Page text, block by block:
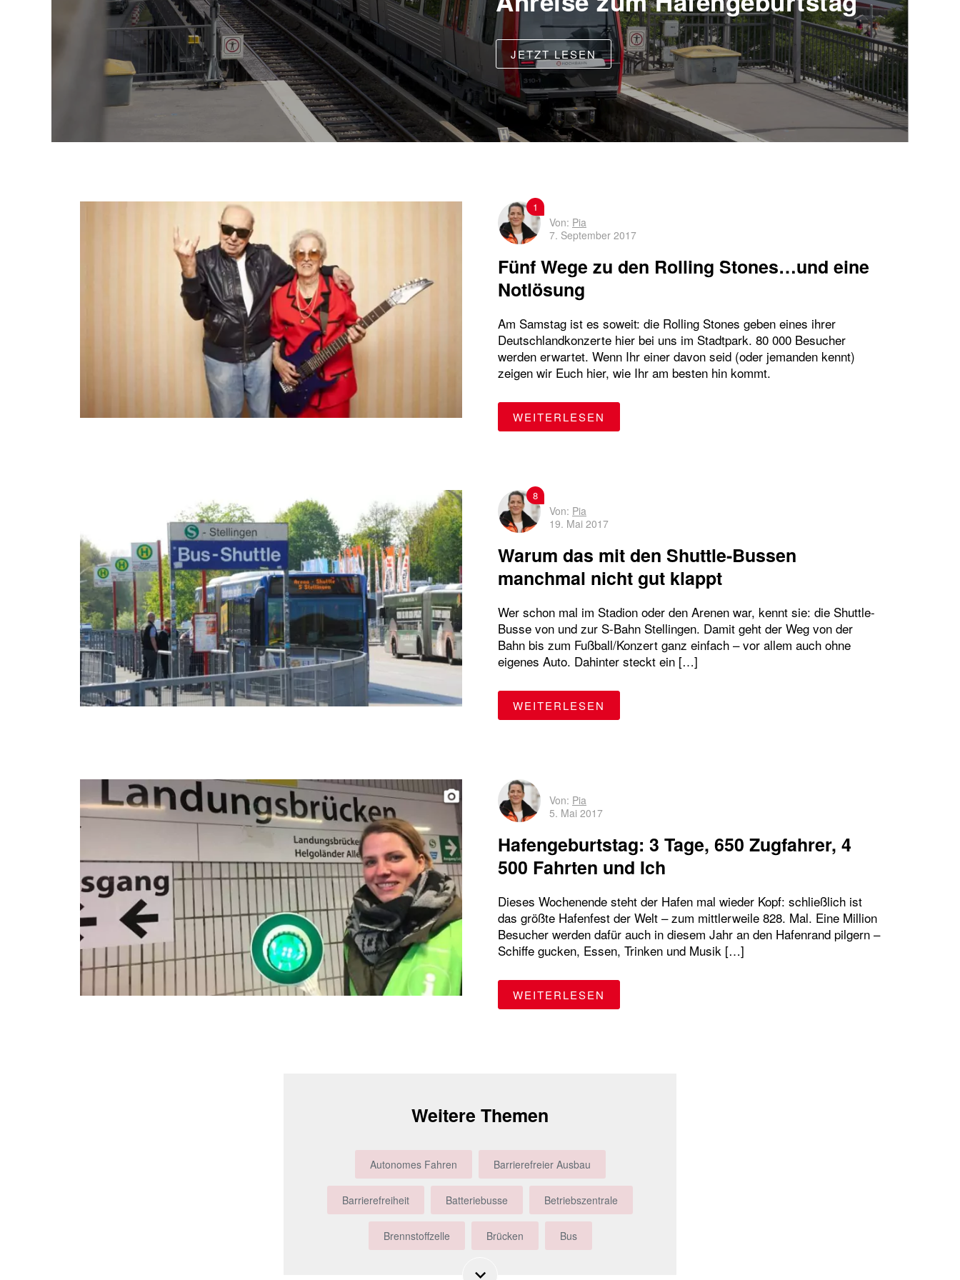
JETZT LESEN
Fünf Wege zu den Rolling Stones…und eine
Notlösung
1
Von: Pia
7. September 2017
Am Samstag ist es soweit: die Rolling Stones geben eines ihrer
Deutschlandkonzerte hier bei uns im Stadtpark. 80 000 Besucher
werden erwartet. Wenn Ihr einer davon seid (oder jemanden kennt)
zeigen wir Euch hier, wie Ihr am besten hin kommt.
WEITERLESEN
Warum das mit den Shuttle-Bussen
manchmal nicht gut klappt
8
Von: Pia
19. Mai 2017
Wer schon mal im Stadion oder den Arenen war, kennt sie: die Shuttle-
Busse von und zur S-Bahn Stellingen. Damit geht der Weg von der
Bahn bis zum Fußball/Konzert ganz einfach – vor allem auch ohne
eigenes Auto. Dahinter steckt ein […]
WEITERLESEN
Hafengeburtstag: 3 Tage, 650 Zugfahrer, 4
500 Fahrten und Ich
Von: Pia
5. Mai 2017
Dieses Wochenende steht der Hafen mal wieder Kopf: schließlich ist
das größte Hafenfest der Welt – zum mittlerweile 828. Mal. Eine Million
Besucher werden dafür auch in diesem Jahr an den Hafenrand pilgern –
Schiffe gucken, Essen, Trinken und Musik […]
WEITERLESEN
Weitere Themen
Autonomes Fahren Barrierefreier Ausbau
Barrierefreiheit Batteriebusse Betriebszentrale
Brennstoffzelle Brücken Bus
Busfahrer